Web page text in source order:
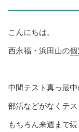
こんにちは。
西永福・浜田山の個
中間テスト真っ最中
部活などがなくテ
もちろん来週まで続